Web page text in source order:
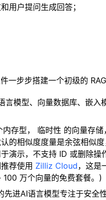
用户提问生成回答；
步步搭建一个初级的 RAG
言模型、向量数据库、嵌入
内存型， 临时性 的向量存
的相似度度量是余弦相似
演示，不支持 ID 或删除
荐使用 Zilliz Cloud，这是
万个向量的免费套餐。)
进AI语言模型专注于安全